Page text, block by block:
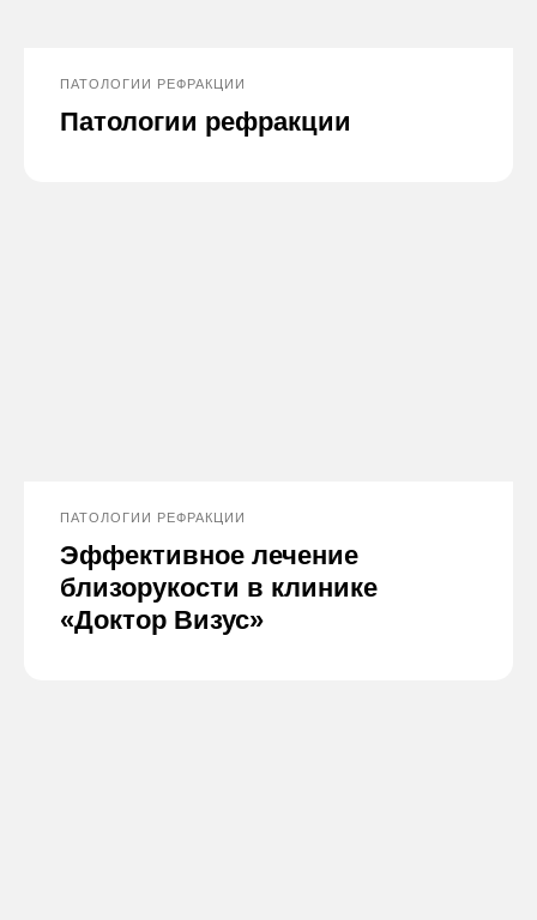
ПАТОЛОГИИ РЕФРАКЦИИ
Патологии рефракции
ПАТОЛОГИИ РЕФРАКЦИИ
Эффективное лечение
близорукости в клинике
«Доктор Визус»